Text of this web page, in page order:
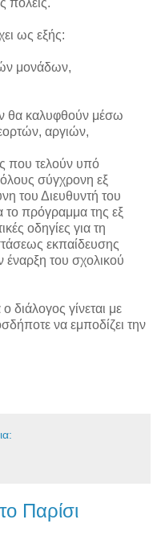
πόλεις.
ως εξής:
μονάδων,
θα καλυφθούν μέσω
αργιών,
που τελούν υπό
σύγχρονη εξ
του Διευθυντή του
το πρόγραμμα της εξ
οδηγίες για τη
εκπαίδευσης
έναρξη του σχολικού
διάλογος γίνεται με
να εμποδίζει την
Παρίσι